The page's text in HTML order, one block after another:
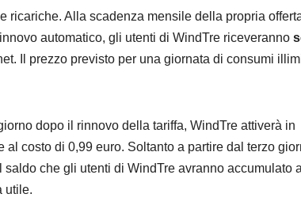
ricariche. Alla scadenza mensile della propria
automatico, gli utenti di WindTre riceveranno
Il prezzo previsto per una giornata di consumi
dopo il rinnovo della tariffa, WindTre attiverà in
costo di 0,99 euro. Soltanto a partire dal terzo
saldo che gli utenti di WindTre avranno accumulato
utile.
novità